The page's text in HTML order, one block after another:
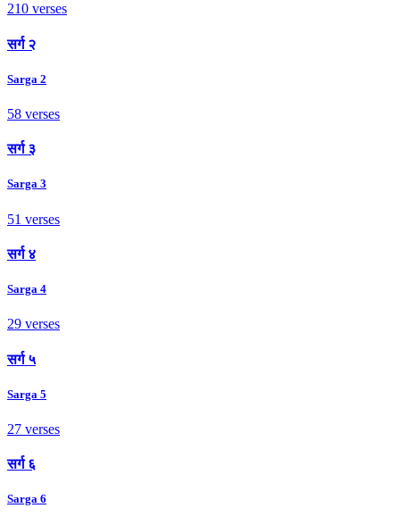
210 verses
सर्ग २
Sarga 2
58 verses
सर्ग ३
Sarga 3
51 verses
सर्ग ४
Sarga 4
29 verses
सर्ग ५
Sarga 5
27 verses
सर्ग ६
Sarga 6